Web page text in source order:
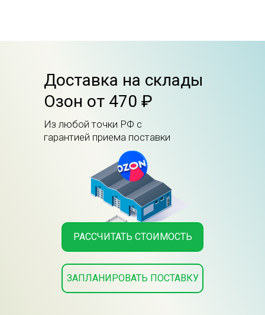
Доставка на склады
Озон от 470 ₽
РАССЧИТАТЬ СТОИМОСТЬ
Из любой точки РФ с
гарантией приема поставки
ЗАПЛАНИРОВАТЬ ПОСТАВКУ